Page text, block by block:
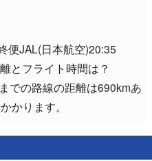
便JAL(日本航空)20:35
とフライト時間は？
での路線の距離は690kmあ
かります。